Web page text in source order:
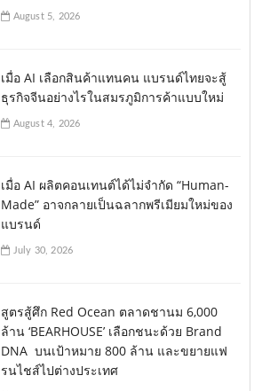
August 5, 2026
เมื่อ AI เลือกสินค้าแทนคน แบรนด์ไทยจะสู้
ธุรกิจจีนอย่างไรในสมรภูมิการค้าแบบใหม่
August 4, 2026
เมื่อ AI ผลิตคอนเทนต์ได้ไม่จำกัด “Human-
Made” อาจกลายเป็นฉลากพรีเมียมใหม่ของ
แบรนด์
July 30, 2026
สูตรสู้ศึก Red Ocean ตลาดชานม 6,000
ล้าน ‘BEARHOUSE’ เลือกชนะด้วย Brand
DNA บนเป้าหมาย 800 ล้าน และขยายแฟ
รนไชส์ไปต่างประเทศ